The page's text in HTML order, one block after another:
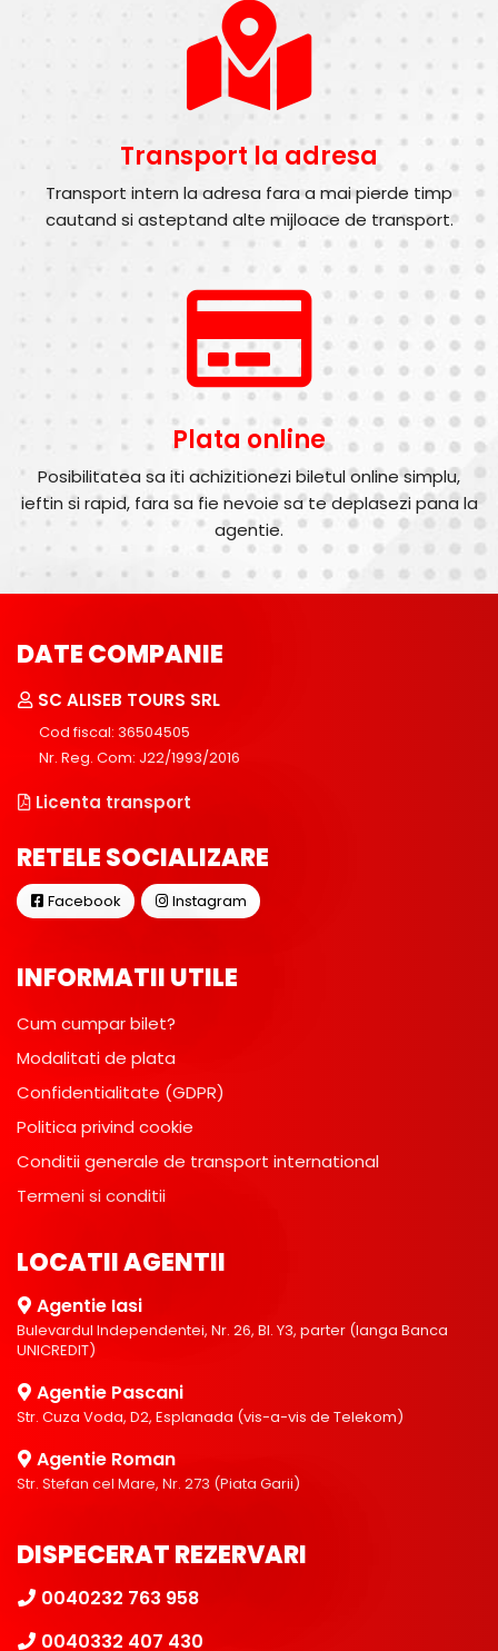
Transport la adresa
Transport intern la adresa fara a mai pierde timp
cautand si asteptand alte mijloace de transport.
Plata online
Posibilitatea sa iti achizitionezi biletul online simplu,
ieftin si rapid, fara sa fie nevoie sa te deplasezi pana la
agentie.
DATE COMPANIE
SC ALISEB TOURS SRL
Cod fiscal: 36504505
Nr. Reg. Com: J22/1993/2016
Licenta transport
RETELE SOCIALIZARE
Facebook Instagram
INFORMATII UTILE
Cum cumpar bilet?
Modalitati de plata
Confidentialitate (GDPR)
Politica privind cookie
Conditii generale de transport international
Termeni si conditii
LOCATII AGENTII
Agentie Iasi
Bulevardul Independentei, Nr. 26, Bl. Y3, parter (langa Banca
UNICREDIT)
Agentie Pascani
Str. Cuza Voda, D2, Esplanada (vis-a-vis de Telekom)
Agentie Roman
Str. Stefan cel Mare, Nr. 273 (Piata Garii)
DISPECERAT REZERVARI
0040232 763 958
0040332 407 430